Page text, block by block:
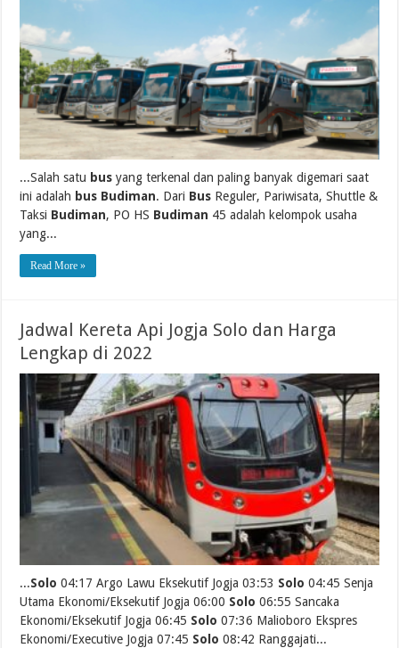
...Salah satu bus yang terkenal dan paling banyak digemari saat
ini adalah bus Budiman. Dari Bus Reguler, Pariwisata, Shuttle &
Taksi Budiman, PO HS Budiman 45 adalah kelompok usaha
yang...
Read More »
Jadwal Kereta Api Jogja Solo dan Harga
Lengkap di 2022
...Solo 04:17 Argo Lawu Eksekutif Jogja 03:53 Solo 04:45 Senja
Utama Ekonomi/Eksekutif Jogja 06:00 Solo 06:55 Sancaka
Ekonomi/Eksekutif Jogja 06:45 Solo 07:36 Malioboro Ekspres
Ekonomi/Executive Jogja 07:45 Solo 08:42 Ranggajati...